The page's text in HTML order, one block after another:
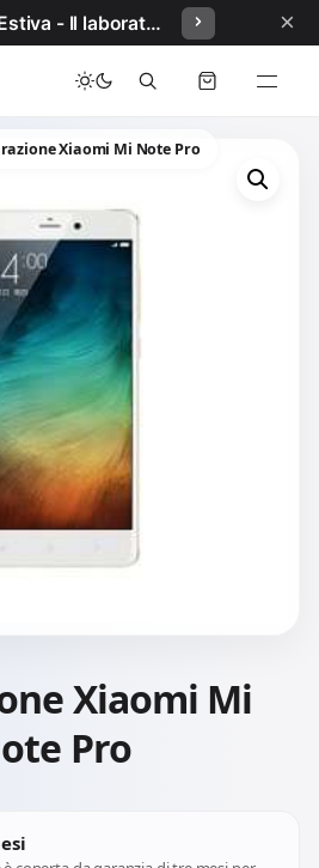
Chiusura Estiva - Il laboratorio resterà chiuso per ferie dal 29/06/2026 al 05/07/2026 compresi. ×
Xiaomi Mi Note Pro
Xiaomi Mi
Pro